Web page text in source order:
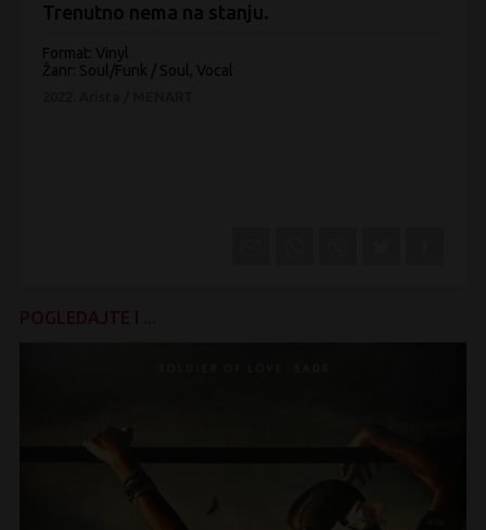
Trenutno nema na stanju.
Format: Vinyl
Žanr: Soul/Funk / Soul, Vocal